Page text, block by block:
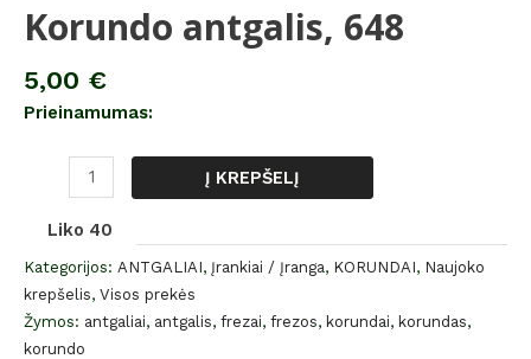
Korundo antgalis, 648
5,00 €
Prieinamumas:
Į KREPŠELĮ
Liko 40
Kategorijos: ANTGALIAI, Įrankiai / Įranga, KORUNDAI, Naujoko
krepšelis, Visos prekės
Žymos: antgaliai, antgalis, frezai, frezos, korundai, korundas,
korundo